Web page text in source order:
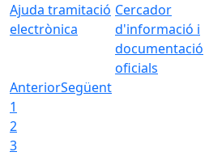
Ajuda tramitació
electrònica
Cercador
d'informació i
documentació
oficials
AnteriorSegüent
1
2
3